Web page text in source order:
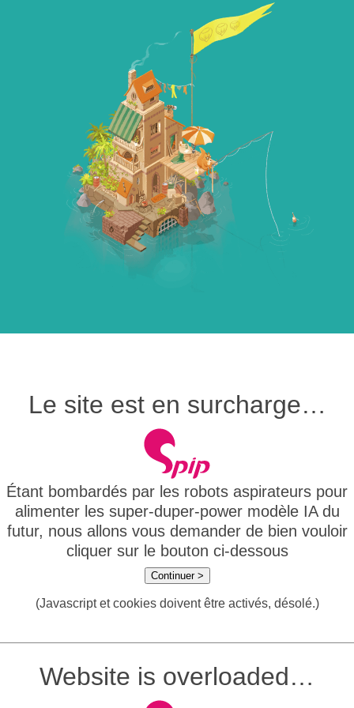
Le site est en surcharge…
Étant bombardés par les robots aspirateurs pour
alimenter les super-duper-power modèle IA du
futur, nous allons vous demander de bien vouloir
cliquer sur le bouton ci-dessous
Continuer >
(Javascript et cookies doivent être activés, désolé.)
Website is overloaded…